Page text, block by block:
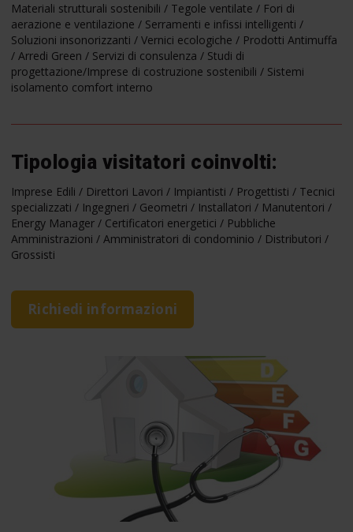
Materiali strutturali sostenibili / Tegole ventilate / Fori di
aerazione e ventilazione / Serramenti e infissi intelligenti /
Soluzioni insonorizzanti / Vernici ecologiche / Prodotti Antimuffa
/ Arredi Green / Servizi di consulenza / Studi di
progettazione/Imprese di costruzione sostenibili / Sistemi
isolamento comfort interno
Tipologia visitatori coinvolti:
Imprese Edili / Direttori Lavori / Impiantisti / Progettisti / Tecnici
specializzati / Ingegneri / Geometri / Installatori / Manutentori /
Energy Manager / Certificatori energetici / Pubbliche
Amministrazioni / Amministratori di condominio / Distributori /
Grossisti
Richiedi informazioni